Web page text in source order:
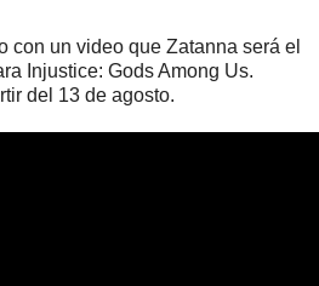
con un video que Zatanna será el
Injustice: Gods Among Us.
del 13 de agosto.